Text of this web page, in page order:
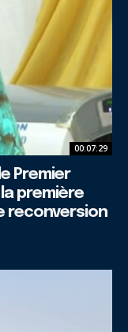
00:07:29
Premier
première
reconversion